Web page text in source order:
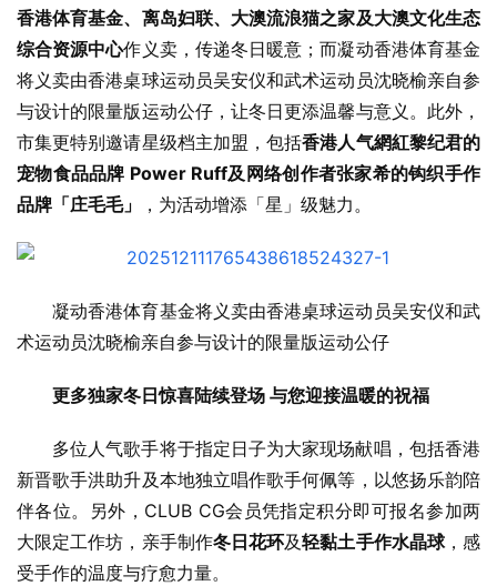
香港体育基金、离岛妇联、大澳流浪猫之家及大澳文化生态
综合资源中心作义卖，传递冬日暖意；而凝动香港体育基金
将义卖由香港桌球运动员吴安仪和武术运动员沈晓榆亲自参
与设计的限量版运动公仔，让冬日更添温馨与意义。此外，
市集更特别邀请星级档主加盟，包括香港人气網紅黎纪君的
宠物食品品牌 Power Ruff及网络创作者张家希的钩织手作
品牌「庄毛毛」
，为活动增添「星」级魅力。
凝动香港体育基金将义卖由香港桌球运动员吴安仪和武
术运动员沈晓榆亲自参与设计的限量版运动公仔
更多独家冬日惊喜陆续登场 与您迎接温暖的祝福
多位人气歌手将于指定日子为大家现场献唱，包括香港
新晋歌手洪助升及本地独立唱作歌手何佩等，以悠扬乐韵陪
伴各位。另外，CLUB CG会员凭指定积分即可报名参加两
大限定工作坊，亲手制作冬日花环及轻黏土手作水晶球，感
受手作的温度与疗愈力量。